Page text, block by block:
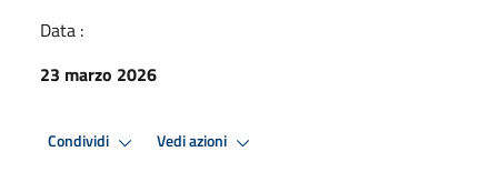
Data :
23 marzo 2026
Condividi Vedi azioni